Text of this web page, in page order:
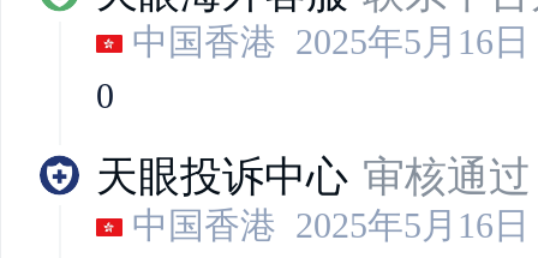
中国香港 2025年5月16日
0
天眼投诉中心 审核通过
中国香港 2025年5月16日